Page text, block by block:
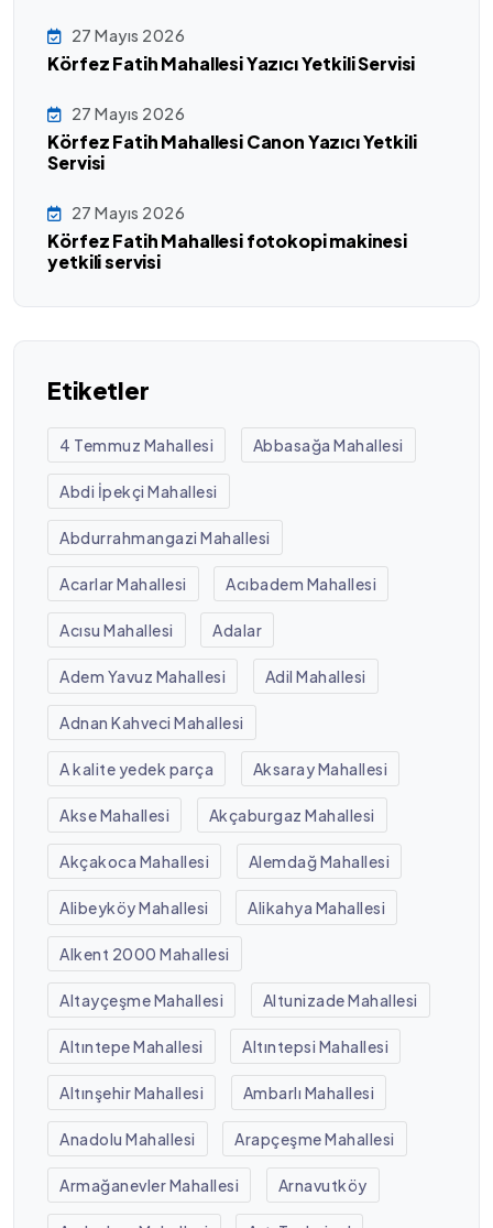
27 Mayıs 2026
Körfez Fatih Mahallesi Yazıcı Yetkili Servisi
27 Mayıs 2026
Körfez Fatih Mahallesi Canon Yazıcı Yetkili
Servisi
27 Mayıs 2026
Körfez Fatih Mahallesi fotokopi makinesi
yetkili servisi
Etiketler
4 Temmuz Mahallesi Abbasağa Mahallesi
Abdi İpekçi Mahallesi
Abdurrahmangazi Mahallesi
Acarlar Mahallesi Acıbadem Mahallesi
Acısu Mahallesi Adalar
Adem Yavuz Mahallesi Adil Mahallesi
Adnan Kahveci Mahallesi
A kalite yedek parça Aksaray Mahallesi
Akse Mahallesi Akçaburgaz Mahallesi
Akçakoca Mahallesi Alemdağ Mahallesi
Alibeyköy Mahallesi Alikahya Mahallesi
Alkent 2000 Mahallesi
Altayçeşme Mahallesi Altunizade Mahallesi
Altıntepe Mahallesi Altıntepsi Mahallesi
Altınşehir Mahallesi Ambarlı Mahallesi
Anadolu Mahallesi Arapçeşme Mahallesi
Armağanevler Mahallesi Arnavutköy